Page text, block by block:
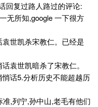
回复过路人路过的评论:
无所知,google 一下很方
世凯杀宋教仁。已经是
袁世凯暗杀了宋教仁。
话5.分析历史不能超越历
,列宁,孙中山,老毛有他们